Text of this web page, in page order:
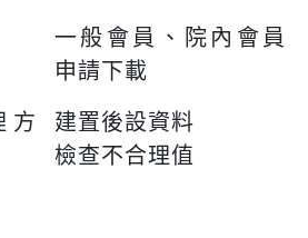
一般會員、院內會員
申請下載
方
建置後設資料
檢查不合理值